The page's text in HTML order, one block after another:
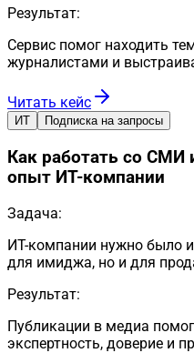
Результат:
Сервис помог находить
журналистами и
Читать кейс
ИТ Подписка на запросы
Как работать со СМИ
опыт ИТ-компании
Задача:
ИТ-компании нужно было
для имиджа, но и для
Результат:
Публикации в медиа
экспертность, доверие и